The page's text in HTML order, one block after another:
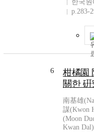
한국
p.283-
6
柑橘園
關한 硏
南基雄
謀(Kwon
(Moon
Kwan Dal)